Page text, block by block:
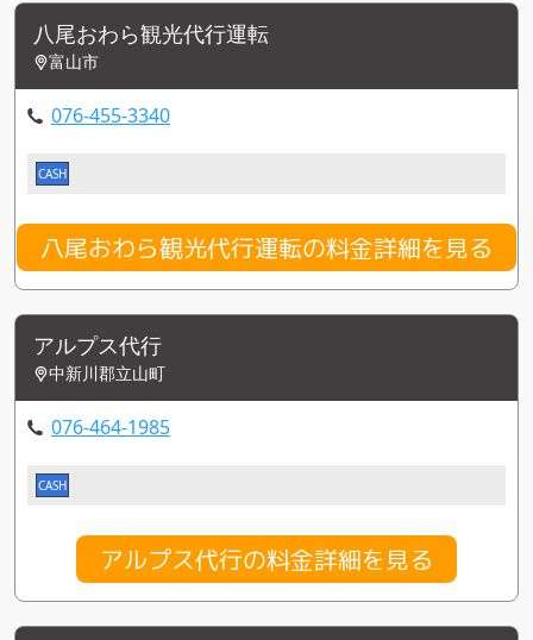
八尾おわら観光代行運転
富山市
076-455-3340
CASH
八尾おわら観光代行運転の料金詳細を見る
アルプス代行
中新川郡立山町
076-464-1985
CASH
アルプス代行の料金詳細を見る